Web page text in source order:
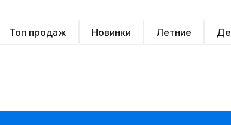
Топ продаж Новинки Летние